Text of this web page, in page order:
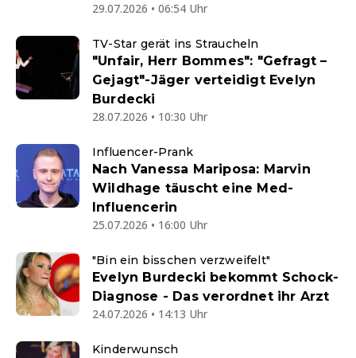
29.07.2026 • 06:54 Uhr
TV-Star gerät ins Straucheln
"Unfair, Herr Bommes": "Gefragt –
Gejagt"-Jäger verteidigt Evelyn
Burdecki
28.07.2026 • 10:30 Uhr
Influencer-Prank
Nach Vanessa Mariposa: Marvin
Wildhage täuscht eine Med-
Influencerin
25.07.2026 • 16:00 Uhr
"Bin ein bisschen verzweifelt"
Evelyn Burdecki bekommt Schock-
Diagnose - Das verordnet ihr Arzt
24.07.2026 • 14:13 Uhr
Kinderwunsch